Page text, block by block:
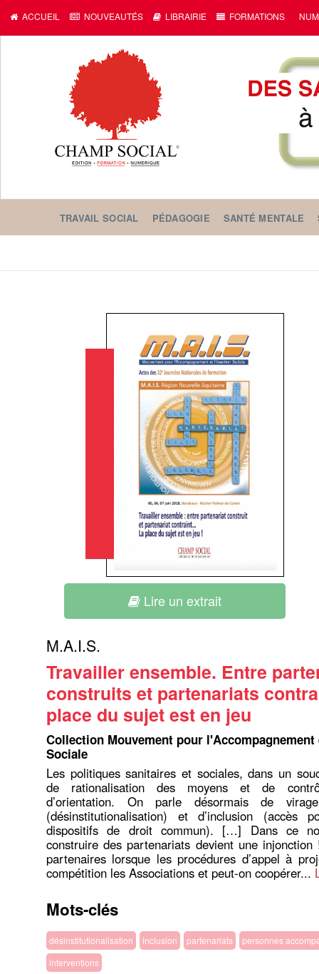
ACCUEIL NOUVEAUTÉS LIBRAIRIE FORMATIONS
TRAVAIL SOCIAL PÉDAGOGIE SANTÉ MENTALE
Lire un extrait
M.A.I.S.
Travailler ensemble. Entre
construits et partenariats
place du sujet est en jeu
Collection Mouvement pour
Sociale
Les politiques sanitaires et sociales, dans un
de rationalisation des moyens et de
d’orientation. On parle désormais de
(désinstitutionalisation) et d’inclusion (accès
dispositifs de droit commun). […] Dans ce
construire des partenariats devient une
partenaires lorsque les procédures d’appel à
compétition les Associations et peut-on coopérer...
Mots-clés
désinstitutionalisation inclusion partenariats
personnes
interventions